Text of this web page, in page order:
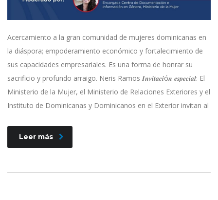
Acercamiento a la gran comunidad de mujeres dominicanas en
la diáspora; empoderamiento económico y fortalecimiento de
sus capacidades empresariales. Es una forma de honrar su
sacrificio y profundo arraigo. Neris Ramos 𝑰𝒏𝒗𝒊𝒕𝒂𝒄𝒊ó𝒏 𝒆𝒔𝒑𝒆𝒄𝒊𝒂𝒍: El
Ministerio de la Mujer, el Ministerio de Relaciones Exteriores y el
Instituto de Dominicanas y Dominicanos en el Exterior invitan al
Leer más